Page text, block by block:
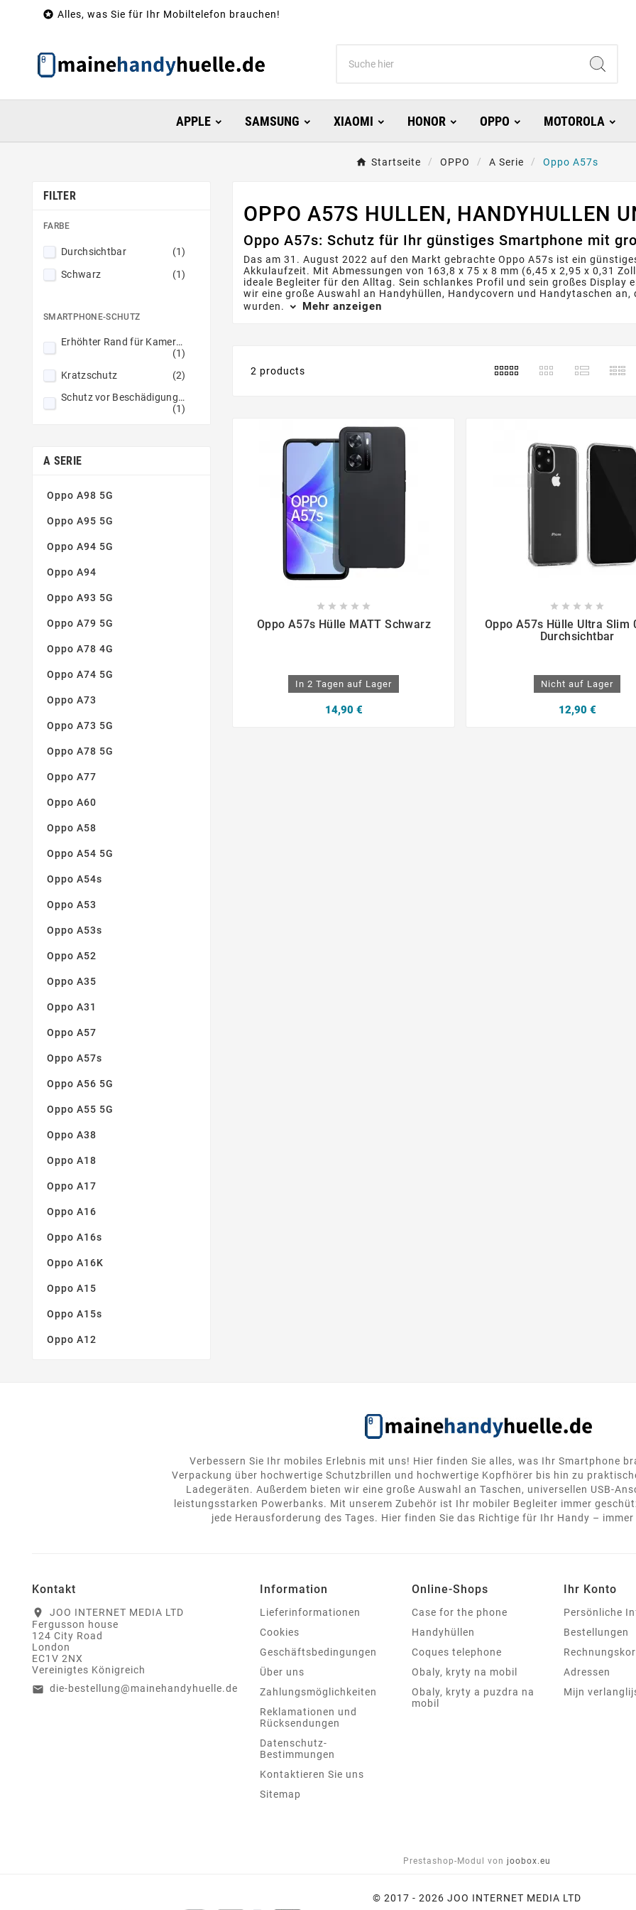
 Alles, was Sie für Ihr Mobiltelefon brauchen!
APPLE SAMSUNG XIAOMI HONOR OPPO MOTOROLA
Startseite OPPO A Serie Oppo A57s
FILTER
FARBE
Durchsichtbar
(1)
Schwarz
(1)
SMARTPHONE-SCHUTZ
Erhöhter Rand für Kameras
(1)
Kratzschutz
(2)
Schutz vor Beschädigungen
(1)
A SERIE
Oppo A98 5G
Oppo A95 5G
Oppo A94 5G
Oppo A94
Oppo A93 5G
Oppo A79 5G
Oppo A78 4G
Oppo A74 5G
Oppo A73
Oppo A73 5G
Oppo A78 5G
Oppo A77
Oppo A60
Oppo A58
Oppo A54 5G
Oppo A54s
Oppo A53
Oppo A53s
Oppo A52
Oppo A35
Oppo A31
Oppo A57
Oppo A57s
Oppo A56 5G
Oppo A55 5G
Oppo A38
Oppo A18
Oppo A17
Oppo A16
Oppo A16s
Oppo A16K
Oppo A15
Oppo A15s
Oppo A12
OPPO A57S HULLEN, HANDYHULLEN
Oppo A57s: Schutz für Ihr günstiges Smartphone mit
Das am 31. August 2022 auf den Markt gebrachte Oppo A57s ist ein
Akkulaufzeit. Mit Abmessungen von 163,8 x 75 x 8 mm (6,45 x 2,95 x 0,31
ideale Begleiter für den Alltag. Sein schlankes Profil und sein großes Display
wir eine große Auswahl an Handyhüllen, Handycovern und Handytaschen
wurden.
Mehr anzeigen
2 products
    
Oppo A57s Hülle MATT Schwarz
In 2 Tagen auf Lager
14,90 €
    
Oppo A57s Hülle Ultra Slim
Durchsichtbar
Nicht auf Lager
12,90 €
Verbessern Sie Ihr mobiles Erlebnis mit uns! Hier finden Sie alles, was Ihr Smartphone
Verpackung über hochwertige Schutzbrillen und hochwertige Kopfhörer bis hin zu
Ladegeräten. Außerdem bieten wir eine große Auswahl an Taschen, universellen USB-
leistungsstarken Powerbanks. Mit unserem Zubehör ist Ihr mobiler Begleiter immer
jede Herausforderung des Tages. Hier finden Sie das Richtige für Ihr Handy –
Kontakt
location_on
JOO INTERNET MEDIA LTD
Fergusson house
124 City Road
London
EC1V 2NX
Vereinigtes Königreich
email die-bestellung@mainehandyhuelle.de
Information
Lieferinformationen
Cookies
Geschäftsbedingungen
Über uns
Zahlungsmöglichkeiten
Reklamationen und
Rücksendungen
Datenschutz-
Bestimmungen
Kontaktieren Sie uns
Sitemap
Online-Shops
Case for the phone
Handyhüllen
Coques telephone
Obaly, kryty na mobil
Obaly, kryty a puzdra na
mobil
Ihr Konto
Persönliche
Bestellungen
Adressen
Mijn
Prestashop-Modul von joobox.eu
© 2017 - 2026 JOO INTERNET MEDIA LTD